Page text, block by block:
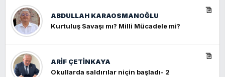
ABDULLAH KARAOSMANOĞLU
Kurtuluş Savaşı mı? Milli Mücadele mi?
ARIF ÇETİNKAYA
Okullarda saldırılar niçin başladı- 2